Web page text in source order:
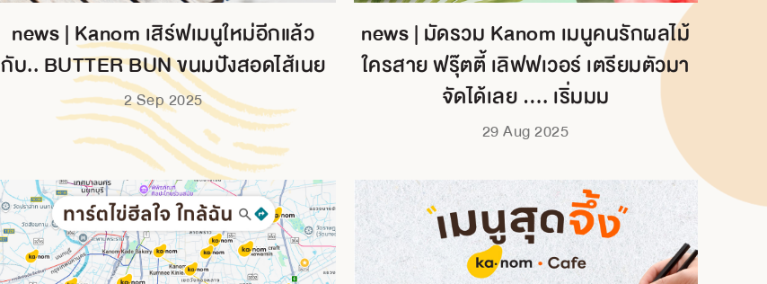
news | Kanom เสิร์ฟเมนูใหม่อีกแล้ว
กับ.. BUTTER BUN ขนมปังสอดไส้เนย
2 Sep 2025
news | มัดรวม Kanom เมนูคนรักผลไม้
ใครสาย ฟรุ๊ตตี้ เลิฟฟเวอร์ เตรียมตัวมา
จัดได้เลย …. เริ่มมม
29 Aug 2025